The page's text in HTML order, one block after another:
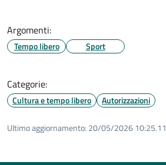
Argomenti:
Tempo libero Sport
Categorie:
Cultura e tempo libero Autorizzazioni
Ultimo aggiornamento: 20/05/2026 10:25.11